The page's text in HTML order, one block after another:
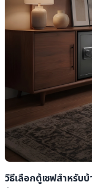
วิธีเลือกตู้เซฟสำหรับ